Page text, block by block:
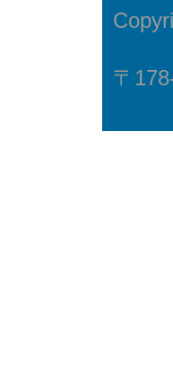
〒